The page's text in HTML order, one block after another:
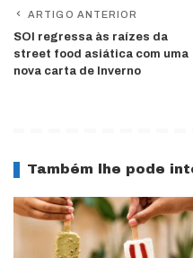
ARTIGO ANTERIOR
SOI regressa às raízes da
street food asiática com uma
nova carta de Inverno
Também lhe pode